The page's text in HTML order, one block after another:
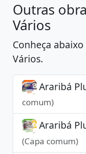
Outras
Vários
Conheça
Vários.
Araribá
comum)
Araribá
(Capa comum)